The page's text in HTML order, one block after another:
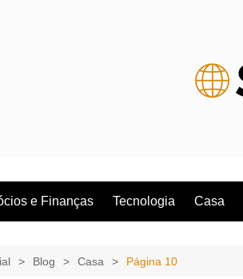
e Finanças Tecnologia Casa
Blog Casa Página 10